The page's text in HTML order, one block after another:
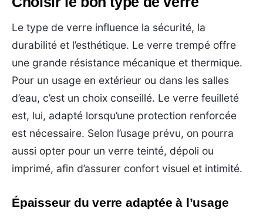
Le type de verre influence la sécurité, la
durabilité et l’esthétique. Le verre trempé offre
une grande résistance mécanique et thermique.
Pour un usage en extérieur ou dans les salles
d’eau, c’est un choix conseillé. Le verre feuilleté
est, lui, adapté lorsqu’une protection renforcée
est nécessaire. Selon l’usage prévu, on pourra
aussi opter pour un verre teinté, dépoli ou
imprimé, afin d’assurer confort visuel et intimité.
Épaisseur du verre adaptée à l’usage